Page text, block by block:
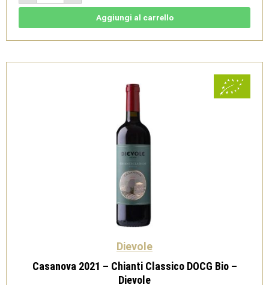
Chianti
-
Aggiungi al carrello
Dievole
Casanova 2021 – Chianti Classico DOCG Bio –
Dievole